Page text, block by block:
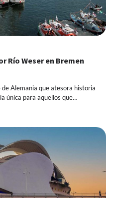
Río Weser en Bremen
Alemania que atesora historia
única para aquellos que…